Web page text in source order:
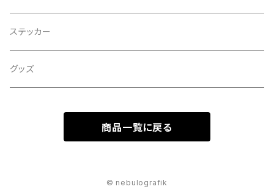
ステッカー
グッズ
商品一覧に戻る
© nebulografik